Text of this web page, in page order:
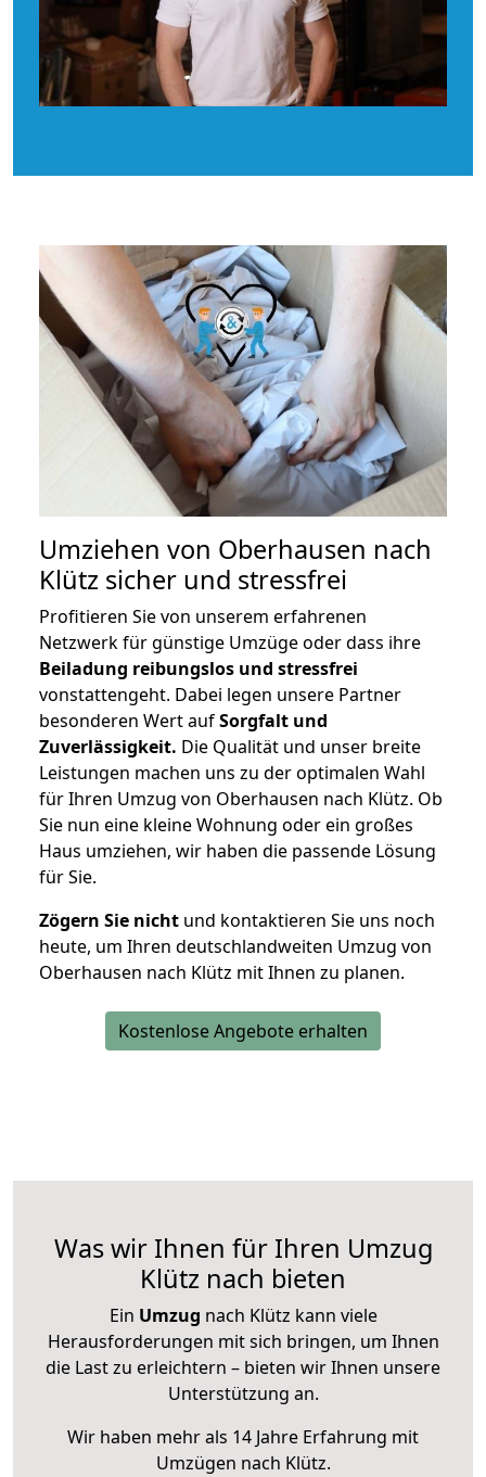
Umziehen von Oberhausen nach
Klütz sicher und stressfrei
Profitieren Sie von unserem erfahrenen
Netzwerk für günstige Umzüge oder dass ihre
Beiladung reibungslos und stressfrei
vonstattengeht. Dabei legen unsere Partner
besonderen Wert aufSorgfalt und
Zuverlässigkeit. Die Qualität und unser breite
Leistungen machen uns zu der optimalen Wahl
für Ihren Umzug von Oberhausen nach Klütz. Ob
Sie nun eine kleine Wohnung oder ein großes
Haus umziehen, wir haben die passende Lösung
für Sie.
Zögern Sie nicht und kontaktieren Sie uns noch
heute, um Ihren deutschlandweiten Umzug von
Oberhausen nach Klütz mit Ihnen zu planen.
Kostenlose Angebote erhalten
Was wir Ihnen für Ihren Umzug
Klütz nach bieten
Ein Umzug nach Klütz kann viele
Herausforderungen mit sich bringen, um Ihnen
die Last zu erleichtern – bieten wir Ihnen unsere
Unterstützung an.
Wir haben mehr als 14 Jahre Erfahrung mit
Umzügen nach Klütz.